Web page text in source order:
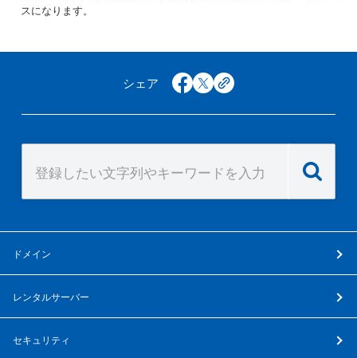
スになります。
シェア facebook
x copy
ドメイン
レンタルサーバー
セキュリティ